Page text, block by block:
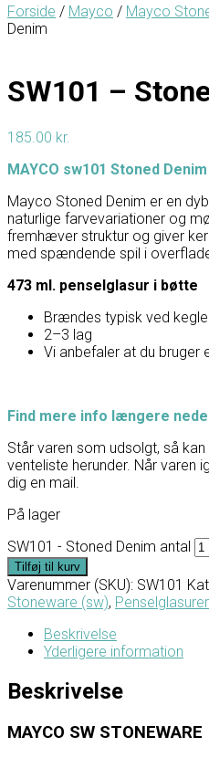
Forside / Mayco / Mayco
Denim
SW101 –
185.00 kr.
MAYCO sw101 Stoned Denim
Mayco Stoned Denim er en
naturlige farvevariationer og
fremhæver struktur og giver
med spændende spil i
473 ml. penselglasur i bøtte
Brændes typisk ved
2–3 lag
Vi anbefaler at du bruger
Find mere info længere nede
Står varen som udsolgt, så
venteliste herunder. Når varen
dig en mail.
På lager
SW101 - Stoned Denim antal
Tilføj til kurv
Varenummer (SKU): SW101
Stoneware (sw), Penselglasurer
Beskrivelse
Yderligere information
Beskrivelse
MAYCO SW STONEWARE